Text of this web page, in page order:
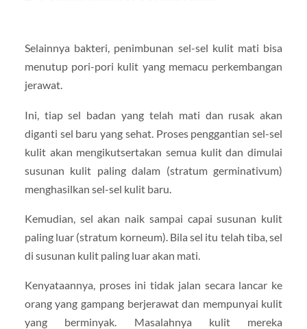
Selainnya bakteri, penimbunan sel-sel kulit mati bisa
menutup pori-pori kulit yang memacu perkembangan
jerawat.
Ini, tiap sel badan yang telah mati dan rusak akan
diganti sel baru yang sehat. Proses penggantian sel-sel
kulit akan mengikutsertakan semua kulit dan dimulai
susunan kulit paling dalam (stratum germinativum)
menghasilkan sel-sel kulit baru.
Kemudian, sel akan naik sampai capai susunan kulit
paling luar (stratum korneum). Bila sel itu telah tiba, sel
di susunan kulit paling luar akan mati.
Kenyataannya, proses ini tidak jalan secara lancar ke
orang yang gampang berjerawat dan mempunyai kulit
yang berminyak. Masalahnya kulit mereka